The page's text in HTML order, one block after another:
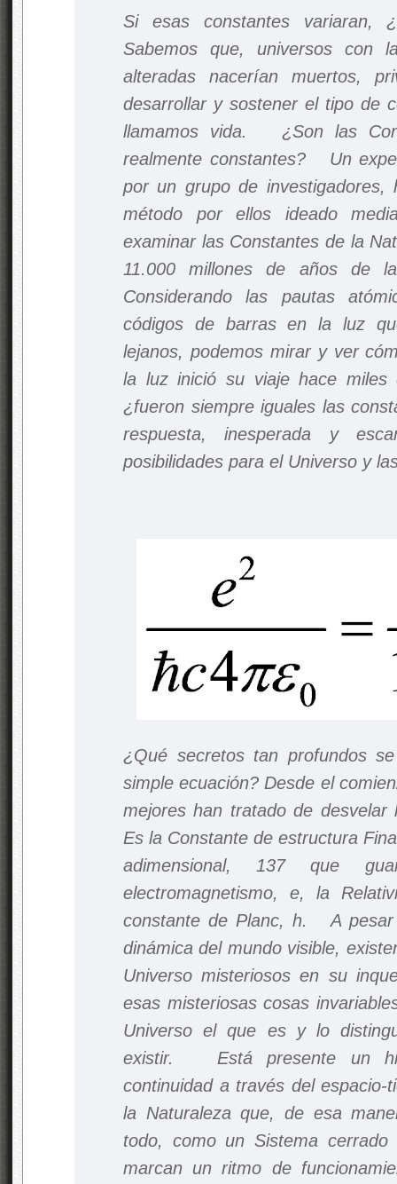
Si esas constantes variaran,
Sabemos que, universos con
alteradas nacerían muertos,
desarrollar y sostener el tipo de
llamamos vida. ¿Son las
realmente constantes? Un
por un grupo de investigadores,
método por ellos ideado
examinar las Constantes de la
11.000 millones de años de
Considerando las pautas
códigos de barras en la luz
lejanos, podemos mirar y ver
la luz inició su viaje hace
¿fueron siempre iguales las
respuesta, inesperada y
posibilidades para el Universo y
¿Qué secretos tan profundos
simple ecuación? Desde el
mejores han tratado de
Es la Constante de estructura
adimensional, 137 que
electromagnetismo, e, la
constante de Planc, h. A pesar
dinámica del mundo visible,
Universo misteriosos en su
esas misteriosas cosas
Universo el que es y lo
existir. Está presente un
continuidad a través del
la Naturaleza que, de esa
todo, como un Sistema
marcan un ritmo de